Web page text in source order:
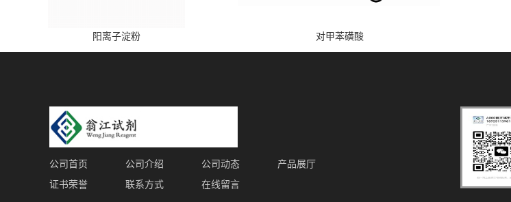
阳离子淀粉 对甲苯磺酸
公司首页 公司介绍 公司动态
产品展厅
证书荣誉
联系方式 在线留言